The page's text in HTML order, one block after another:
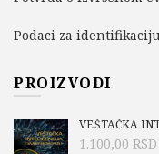
Podaci za
PROIZVODI
VEŠTAČKA
1.100,00 RSD